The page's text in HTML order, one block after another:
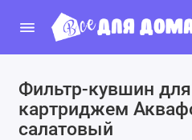
Фильтр-кувшин
картриджем
салатовый